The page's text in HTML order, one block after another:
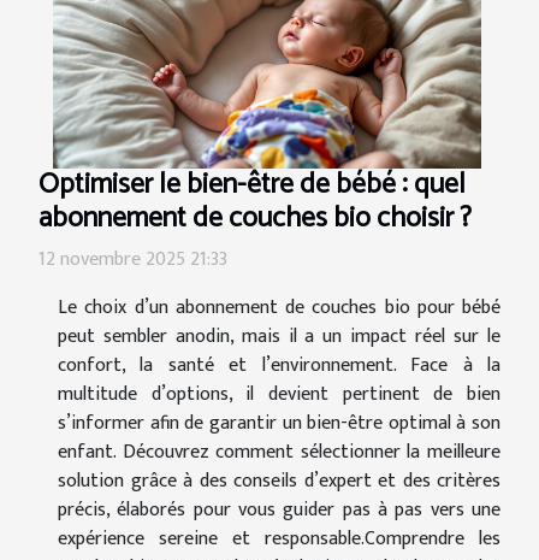
Optimiser le bien-être de bébé : quel
abonnement de couches bio choisir ?
12 novembre 2025 21:33
Le choix d’un abonnement de couches bio pour bébé
peut sembler anodin, mais il a un impact réel sur le
confort, la santé et l’environnement. Face à la
multitude d’options, il devient pertinent de bien
s’informer afin de garantir un bien-être optimal à son
enfant. Découvrez comment sélectionner la meilleure
solution grâce à des conseils d’expert et des critères
précis, élaborés pour vous guider pas à pas vers une
expérience sereine et responsable.Comprendre les